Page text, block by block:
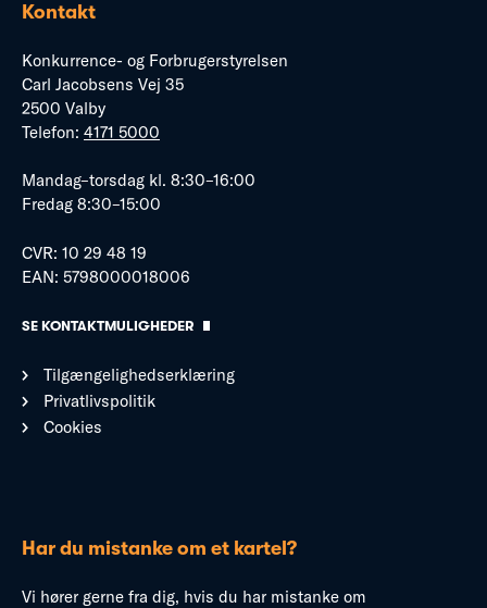
Kontakt
Konkurrence- og Forbrugerstyrelsen
Carl Jacobsens Vej 35
2500 Valby
Telefon: 4171 5000
Mandag–torsdag kl. 8:30–16:00
Fredag 8:30–15:00
CVR: 10 29 48 19
EAN: 5798000018006
SE KONTAKTMULIGHEDER
Tilgængelighedserklæring
Privatlivspolitik
Cookies
Har du mistanke om et kartel?
Vi hører gerne fra dig, hvis du har mistanke om